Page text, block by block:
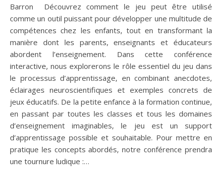
Barron Découvrez comment le jeu peut être utilisé
comme un outil puissant pour développer une multitude de
compétences chez les enfants, tout en transformant la
manière dont les parents, enseignants et éducateurs
abordent l’enseignement. Dans cette conférence
interactive, nous explorerons le rôle essentiel du jeu dans
le processus d’apprentissage, en combinant anecdotes,
éclairages neuroscientifiques et exemples concrets de
jeux éducatifs. De la petite enfance à la formation continue,
en passant par toutes les classes et tous les domaines
d’enseignement imaginables, le jeu est un support
d’apprentissage possible et souhaitable. Pour mettre en
pratique les concepts abordés, notre conférence prendra
une tournure ludique :…